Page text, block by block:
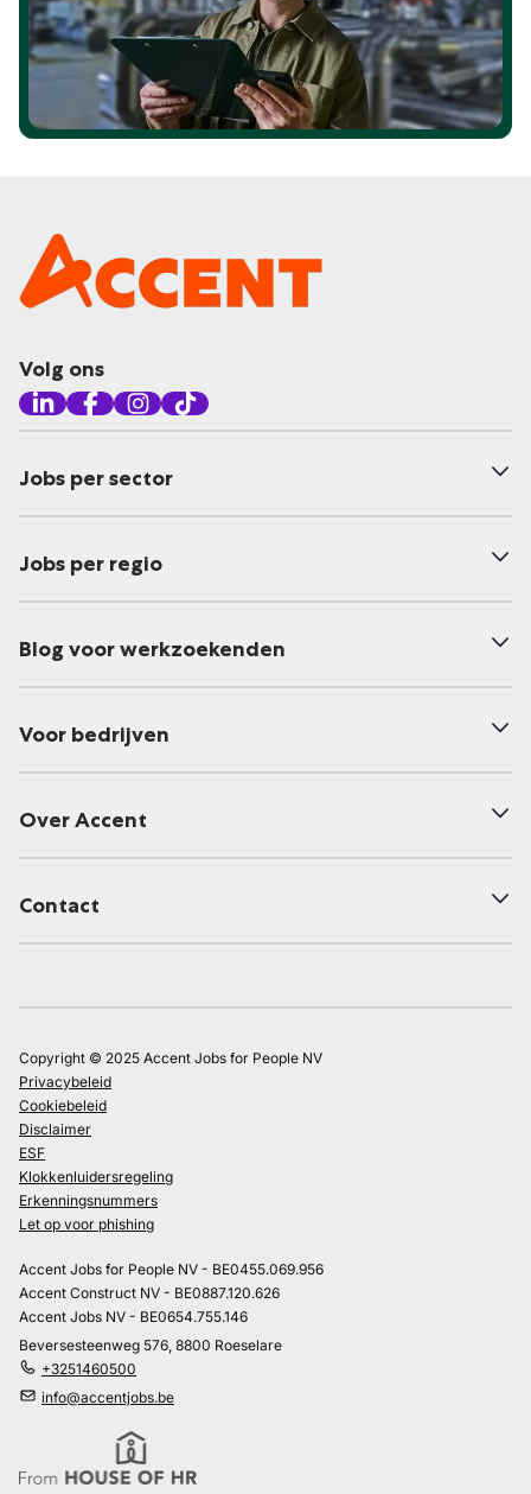
Volg ons
Jobs per sector
Jobs per regio
Blog voor werkzoekenden
Voor bedrijven
Over Accent
Contact
Copyright © 2025 Accent Jobs for People NV
Privacybeleid
Cookiebeleid
Disclaimer
ESF
Klokkenluidersregeling
Erkenningsnummers
Let op voor phishing
Accent Jobs for People NV - BE0455.069.956
Accent Construct NV - BE0887.120.626
Accent Jobs NV - BE0654.755.146
Beversesteenweg 576, 8800 Roeselare
+3251460500
info@accentjobs.be